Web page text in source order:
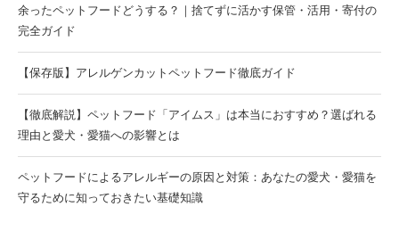
余ったペットフードどうする？｜捨てずに活かす保管・活用・寄付の
完全ガイド
【保存版】アレルゲンカットペットフード徹底ガイド
【徹底解説】ペットフード「アイムス」は本当におすすめ？選ばれる
理由と愛犬・愛猫への影響とは
ペットフードによるアレルギーの原因と対策：あなたの愛犬・愛猫を
守るために知っておきたい基礎知識